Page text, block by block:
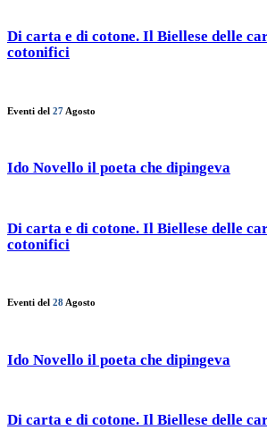
Di carta e di cotone. Il Biellese delle
cotonifici
Eventi del 27 Agosto
Ido Novello il poeta che dipingeva
Di carta e di cotone. Il Biellese delle
cotonifici
Eventi del 28 Agosto
Ido Novello il poeta che dipingeva
Di carta e di cotone. Il Biellese delle